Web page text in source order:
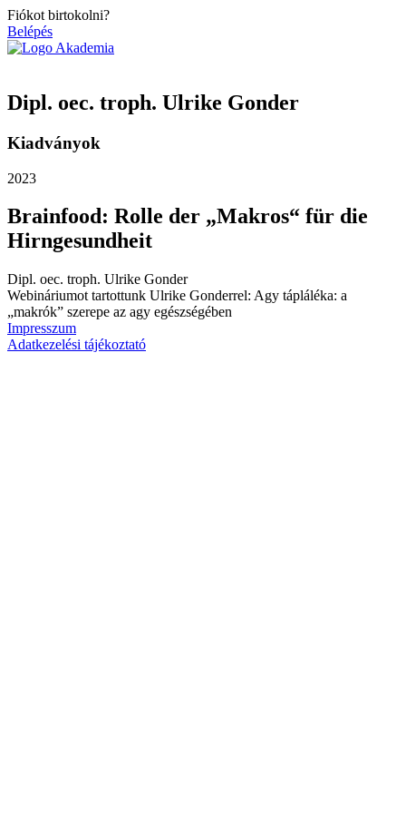
Ugrás
a
tartalomhoz
Fiókot birtokolni?
Belépés
Dipl. oec. troph. Ulrike Gonder
Kiadványok
2023
Brainfood: Rolle der „Makros“ für die
Hirngesundheit
Dipl. oec. troph. Ulrike Gonder
Webináriumot tartottunk Ulrike Gonderrel: Agy tápláléka: a
„makrók” szerepe az agy egészségében
Impresszum
Adatkezelési tájékoztató